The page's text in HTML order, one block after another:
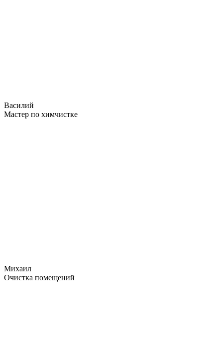
Василий
Мастер по химчистке
Михаил
Очистка помещений